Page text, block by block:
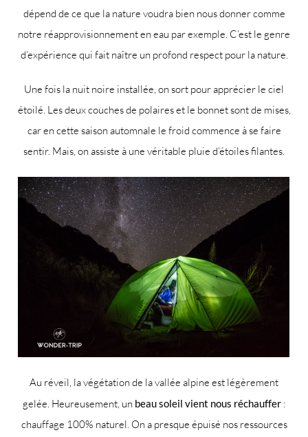
dépend de ce que la nature voudra bien nous donner comme
notre réapprovisionnement en eau par exemple. C’est le genre
d’expérience qui fait naître un profond respect pour la nature.
Une fois la nuit noire installée, on sort pour apprécier le ciel
étoilé. Les deux couches de polaires et le bonnet sont de mises,
car en cette saison automnale le froid commence à se faire
sentir. Mais, on assiste à une véritable pluie d’étoiles filantes.
Au réveil, la végétation de la vallée alpine est légèrement
gelée. Heureusement, un beau soleil vient nous réchauffer :
chauffage 100% naturel. On a presque épuisé nos ressources